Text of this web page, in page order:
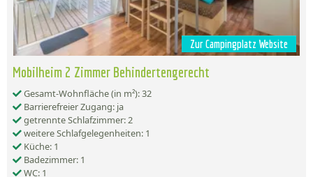
Zur Campingplatz Website
Mobilheim 2 Zimmer Behindertengerecht
Gesamt-Wohnfläche (in m²): 32
Barrierefreier Zugang: ja
getrennte Schlafzimmer: 2
weitere Schlafgelegenheiten: 1
Küche: 1
Badezimmer: 1
WC: 1